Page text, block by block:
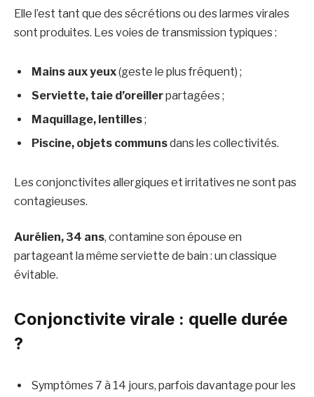
Elle l’est tant que des sécrétions ou des larmes virales
sont produites. Les voies de transmission typiques :
Mains aux yeux(geste le plus fréquent) ;
Serviette, taie d’oreillerpartagées ;
Maquillage, lentilles;
Piscine, objets communsdans les collectivités.
Les conjonctivites allergiques et irritatives ne sont pas
contagieuses.
Aurélien, 34 ans, contamine son épouse en
partageant la même serviette de bain : un classique
évitable.
Conjonctivite virale : quelle durée
?
Symptômes 7 à 14 jours, parfois davantage pour les